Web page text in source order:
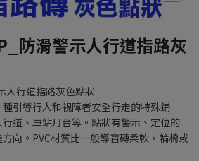
防滑警示人行道指路灰
人行道指路灰色點狀
引導行人和視障者安全行走的特殊鋪
道、車站月台等。點狀有警示、定位的
向。PVC材質比一般導盲磚柔軟，輪椅或